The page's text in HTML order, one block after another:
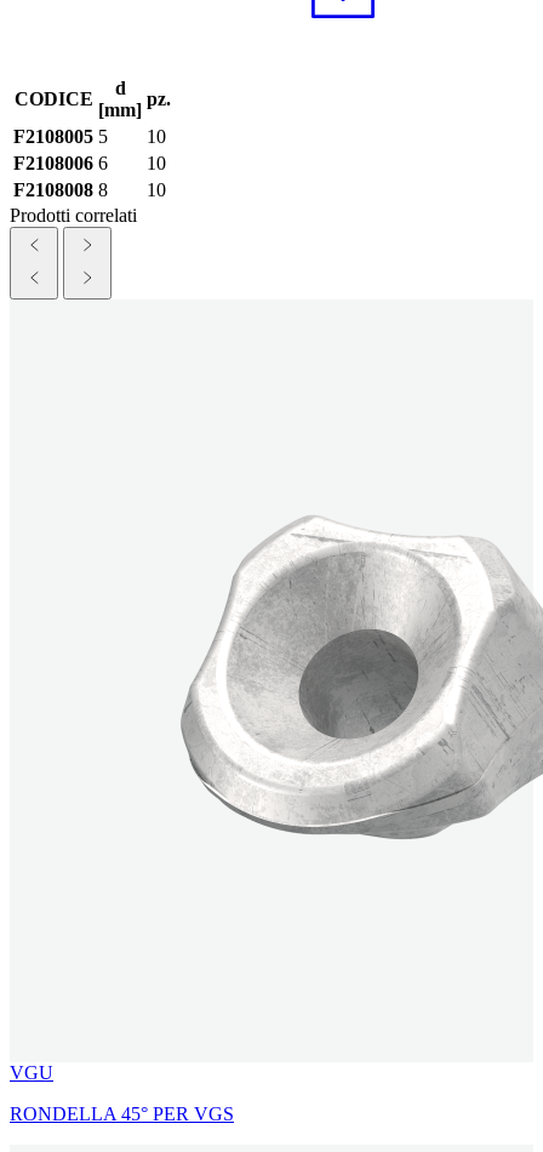
CODICE
d
[mm]
pz.
F2108005 5
10
F2108006 6
10
F2108008 8
10
Prodotti correlati
VGU
RONDELLA 45° PER VGS